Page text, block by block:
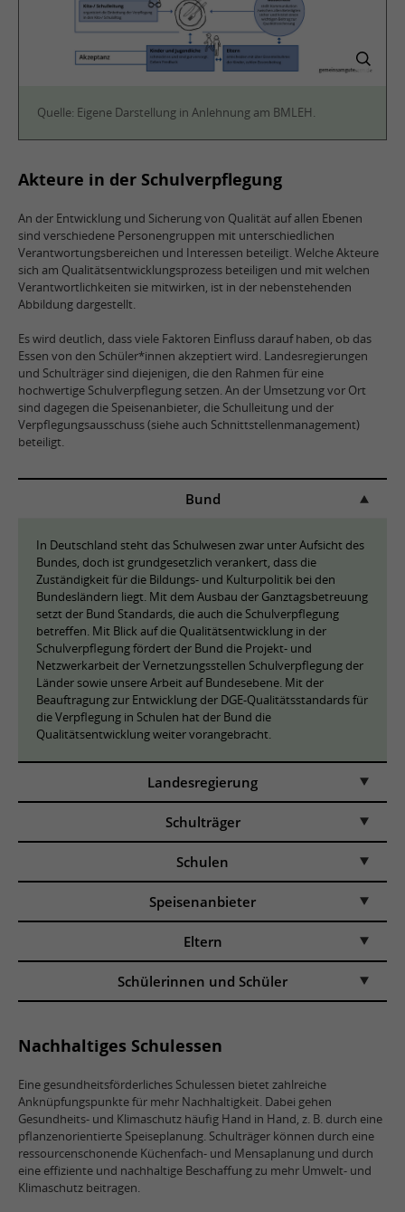
Quelle: Eigene Darstellung in Anlehnung am BMLEH.
Akteure in der Schulverpflegung
An der Entwicklung und Sicherung von Qualität auf allen Ebenen
sind verschiedene Personengruppen mit unterschiedlichen
Verantwortungsbereichen und Interessen beteiligt. Welche Akteure
sich am Qualitätsentwicklungsprozess beteiligen und mit welchen
Verantwortlichkeiten sie mitwirken, ist in der nebenstehenden
Abbildung dargestellt.
Es wird deutlich, dass viele Faktoren Einfluss darauf haben, ob das
Essen von den Schüler*innen akzeptiert wird. Landesregierungen
und Schulträger sind diejenigen, die den Rahmen für eine
hochwertige Schulverpflegung setzen. An der Umsetzung vor Ort
sind dagegen die Speisenanbieter, die Schulleitung und der
Verpflegungsausschuss (siehe auch Schnittstellenmanagement)
beteiligt.
Bund
In Deutschland steht das Schulwesen zwar unter Aufsicht des
Bundes, doch ist grundgesetzlich verankert, dass die
Zuständigkeit für die Bildungs- und Kulturpolitik bei den
Bundesländern liegt. Mit dem Ausbau der Ganztagsbetreuung
setzt der Bund Standards, die auch die Schulverpflegung
betreffen. Mit Blick auf die Qualitätsentwicklung in der
Schulverpflegung fördert der Bund die Projekt- und
Netzwerkarbeit der Vernetzungsstellen Schulverpflegung der
Länder sowie unsere Arbeit auf Bundesebene. Mit der
Beauftragung zur Entwicklung der DGE-Qualitätsstandards für
die Verpflegung in Schulen hat der Bund die
Qualitätsentwicklung weiter vorangebracht.
Landesregierung
Schulträger
Schulen
Speisenanbieter
Eltern
Schülerinnen und Schüler
Nachhaltiges Schulessen
Eine gesundheitsförderliches Schulessen bietet zahlreiche
Anknüpfungspunkte für mehr Nachhaltigkeit. Dabei gehen
Gesundheits- und Klimaschutz häufig Hand in Hand, z. B. durch eine
pflanzenorientierte Speiseplanung. Schulträger können durch eine
ressourcenschonende Küchenfach- und Mensaplanung und durch
eine effiziente und nachhaltige Beschaffung zu mehr Umwelt- und
Klimaschutz beitragen.